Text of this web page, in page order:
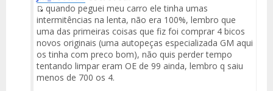
Fuente
del
Mensaje
quando peguei meu carro ele tinha umas
intermitências na lenta, não era 100%, lembro que
uma das primeiras coisas que fiz foi comprar 4 bicos
novos originais (uma autopeças especializada GM aqui
os tinha com preco bom), não quis perder tempo
tentando limpar eram OE de 99 ainda, lembro q saiu
menos de 700 os 4.